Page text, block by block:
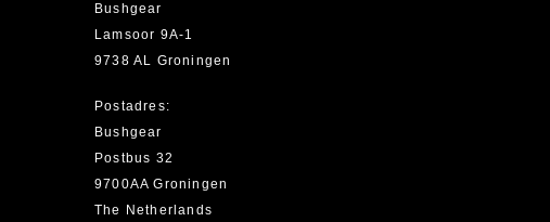
Bushgear
Lamsoor 9A-1
9738 AL Groningen
Postadres:
Bushgear
Postbus 32
9700AA Groningen
The Netherlands